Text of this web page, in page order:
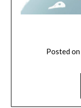
Posted on